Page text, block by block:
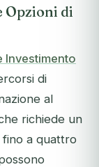
Opzioni di
Investimento
di
al
richiede un
fino a quattro